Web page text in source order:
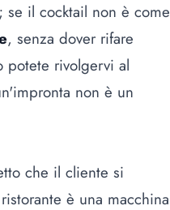
il cocktail non è come
, senza dover rifare
rivolgervi al
non è un
che il cliente si
è una macchina